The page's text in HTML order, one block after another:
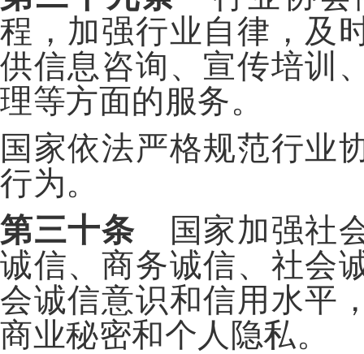
程，加强行业自律，及
供信息咨询、宣传培训
理等方面的服务。
国家依法严格规范行业
行为。
第三十条 国家加强社
诚信、商务诚信、社会
会诚信意识和信用水平
商业秘密和个人隐私。